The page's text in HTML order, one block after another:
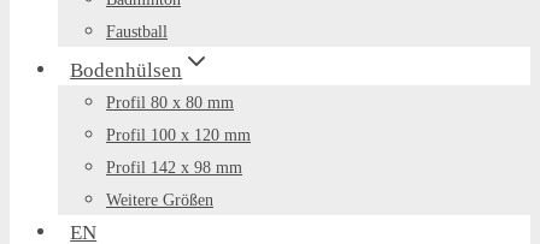
Faustball
Bodenhülsen
Profil 80 x 80 mm
Profil 100 x 120 mm
Profil 142 x 98 mm
Weitere Größen
EN